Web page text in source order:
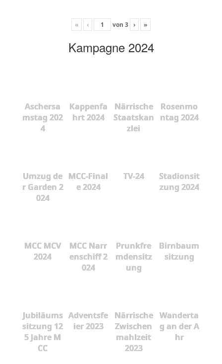
« ‹ von 3 › »
Kampagne 2024
Aschersa
mstag 202
4
Kappenfa
hrt 2024
Närrische
Staatskan
zlei
Rosenmo
ntag 2024
Umzug de
r Garden 2
024
MCC-Final
e 2024
TV-24
Stadionsit
zung 2024
MCC MCV
2024
MCC Narr
enschiff 2
024
Prunkfre
mdensitz
ung
Birnbaum
sitzung
Jubiläums
sitzung 12
5 Jahre M
CC
Adventsfe
ier 2023
Närrische
Zwischen
mahlzeit
2023
Wanderta
g an der A
hr